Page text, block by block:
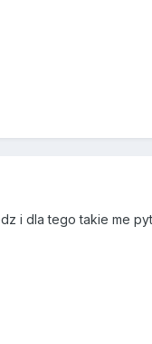
i dla tego takie me